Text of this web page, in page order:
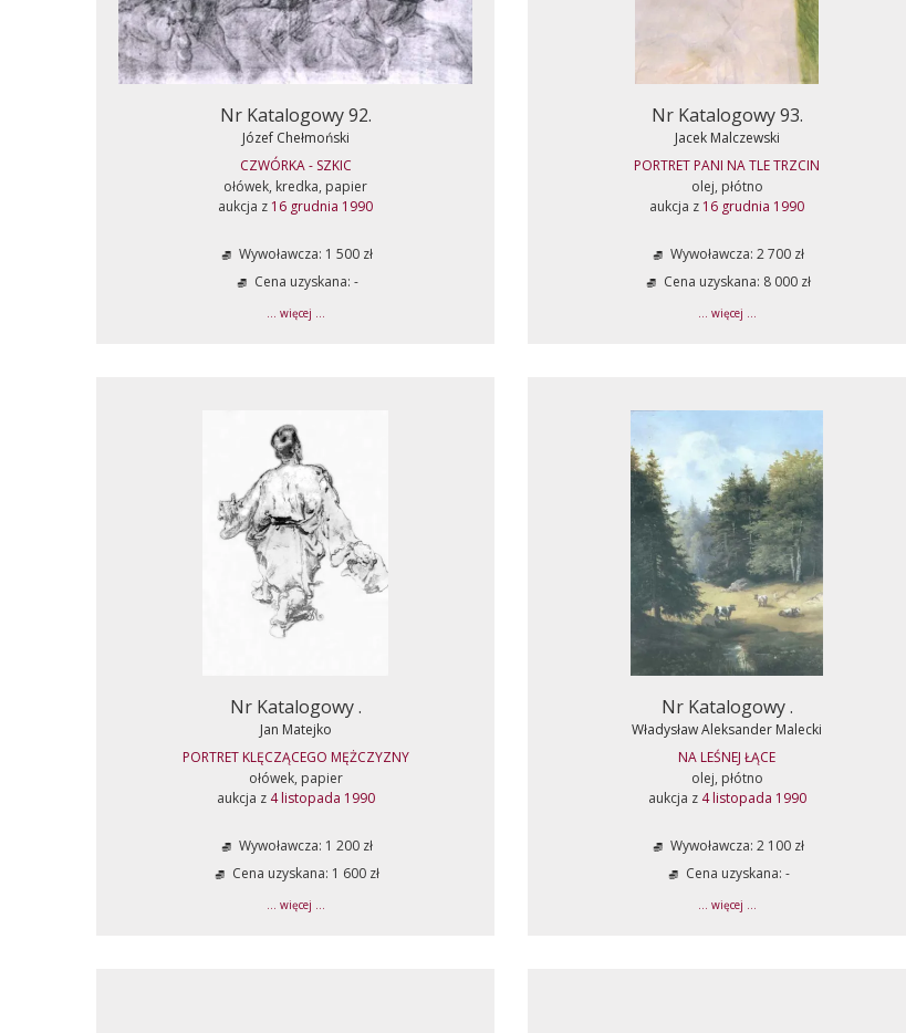
Nr Katalogowy 92.
Józef Chełmoński
CZWÓRKA - SZKIC
ołówek, kredka, papier
aukcja z 16 grudnia 1990
Wywoławcza: 1 500 zł
Cena uzyskana: -
... więcej ...
Nr Katalogowy 93.
Jacek Malczewski
PORTRET PANI NA TLE TRZCIN
olej, płótno
aukcja z 16 grudnia 1990
Wywoławcza: 2 700 zł
Cena uzyskana: 8 000 zł
... więcej ...
Nr Katalogowy .
Jan Matejko
PORTRET KLĘCZĄCEGO MĘŻCZYZNY
ołówek, papier
aukcja z 4 listopada 1990
Wywoławcza: 1 200 zł
Cena uzyskana: 1 600 zł
... więcej ...
Nr Katalogowy .
Władysław Aleksander Malecki
NA LEŚNEJ ŁĄCE
olej, płótno
aukcja z 4 listopada 1990
Wywoławcza: 2 100 zł
Cena uzyskana: -
... więcej ...